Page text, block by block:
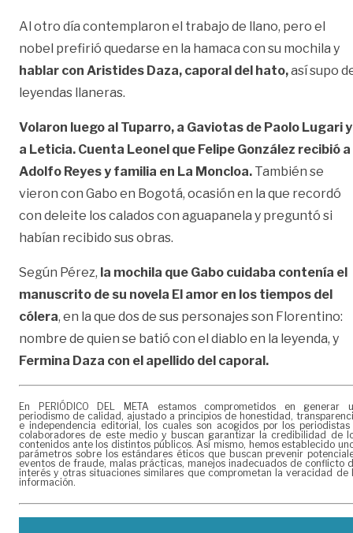
Al otro día contemplaron el trabajo de llano, pero el
nobel prefirió quedarse en la hamaca con su mochila y
hablar con Aristides Daza, caporal del hato,así supo
leyendas llaneras.
Volaron luego al Tuparro, a Gaviotas de Paolo Lugari y
a Leticia. Cuenta Leonel que Felipe González recibió a
Adolfo Reyes y familia en La Moncloa. También se
vieron con Gabo en Bogotá, ocasión en la que recordó
con deleite los calados con aguapanela y preguntó si
habían recibido sus obras.
Según Pérez, la mochila que Gabo cuidaba contenía el
manuscrito de su novela El amor en los tiempos del
cólera, en la que dos de sus personajes son Florentino:
nombre de quien se batió con el diablo en la leyenda, y
Fermina Daza con el apellido del caporal.
En PERIÓDICO DEL META estamos comprometidos en generar
periodismo de calidad, ajustado a principios de honestidad,
e independencia editorial, los cuales son acogidos por los periodistas
colaboradores de este medio y buscan garantizar la credibilidad de
contenidos ante los distintos públicos. Así mismo, hemos establecido
parámetros sobre los estándares éticos que buscan prevenir
eventos de fraude, malas prácticas, manejos inadecuados de conflicto
interés y otras situaciones similares que comprometan la veracidad de
información.